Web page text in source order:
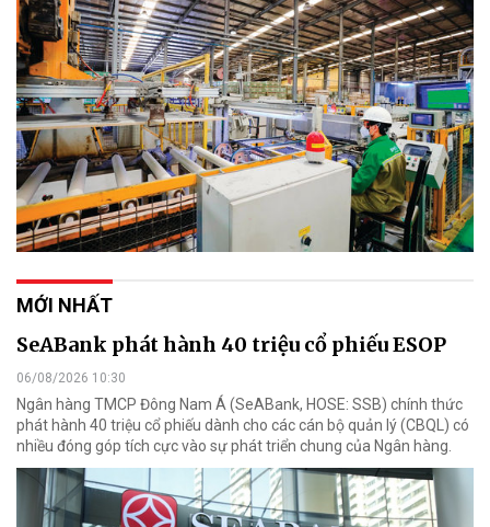
MỚI NHẤT
SeABank phát hành 40 triệu cổ phiếu ESOP
06/08/2026 10:30
Ngân hàng TMCP Đông Nam Á (SeABank, HOSE: SSB) chính thức
phát hành 40 triệu cổ phiếu dành cho các cán bộ quản lý (CBQL) có
nhiều đóng góp tích cực vào sự phát triển chung của Ngân hàng.